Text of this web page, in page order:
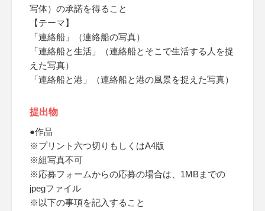
写体）の承諾を得ること
【テーマ】
「連絡船」（連絡船の写真）
「連絡船と生活」（連絡船とそこで生活する人を捉
えた写真）
「連絡船と港」（連絡船と港の風景を捉えた写真）
提出物
●作品
※プリント六つ切りもしくはA4版
※組写真不可
※応募フォームからの応募の場合は、1MBまでの
jpegファイル
※以下の事項を記入すること